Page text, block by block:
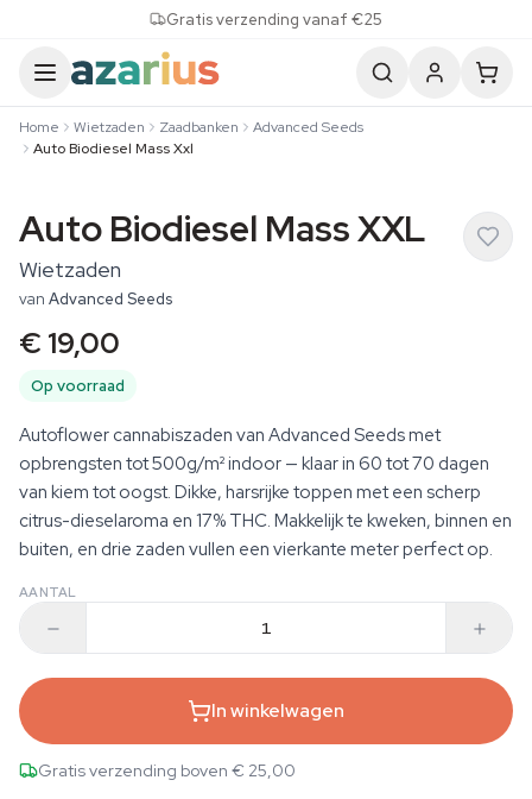
Gratis verzending vanaf €25
Home Wietzaden Zaadbanken
Advanced Seeds
Auto Biodiesel Mass Xxl
Auto Biodiesel Mass XXL
Wietzaden
van Advanced Seeds
€ 19,00
Op voorraad
Autoflower cannabiszaden van Advanced Seeds met
opbrengsten tot 500g/m² indoor — klaar in 60 tot 70 dagen
van kiem tot oogst. Dikke, harsrijke toppen met een scherp
citrus-dieselaroma en 17% THC. Makkelijk te kweken, binnen en
buiten, en drie zaden vullen een vierkante meter perfect op.
AANTAL
In winkelwagen
Gratis verzending boven € 25,00